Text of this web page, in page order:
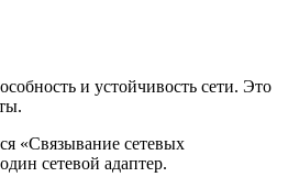
и устойчивость сети. Это
«Связывание сетевых
сетевой адаптер.